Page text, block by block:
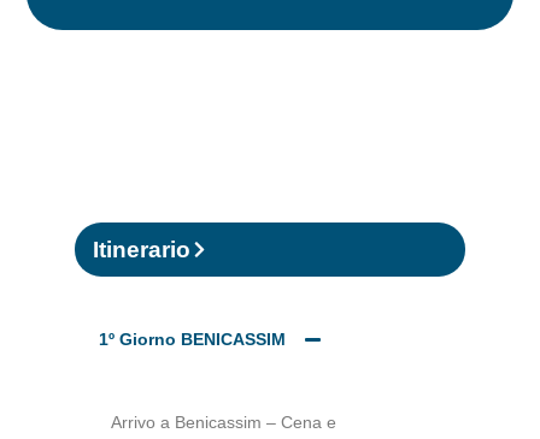
Itinerario
1º Giorno BENICASSIM
Arrivo a Benicassim – Cena e